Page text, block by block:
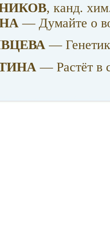
, канд.
— Думайте о
—
— Растёт в